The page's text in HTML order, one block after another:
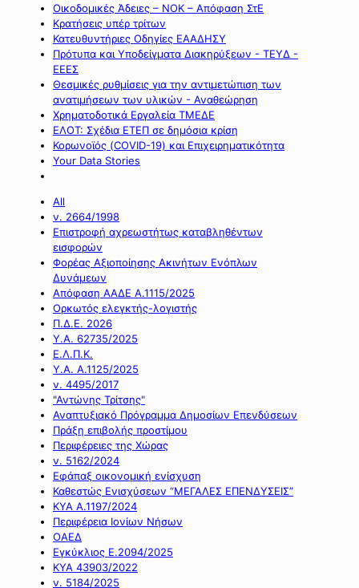
Οικοδομικές Άδειες – ΝΟΚ – Απόφαση ΣτΕ
Κρατήσεις υπέρ τρίτων
Κατευθυντήριες Οδηγίες ΕΑΑΔΗΣΥ
Πρότυπα και Υποδείγματα Διακηρύξεων - ΤΕΥΔ -
ΕΕΕΣ
Θεσμικές ρυθμίσεις για την αντιμετώπιση των
ανατιμήσεων των υλικών - Αναθεώρηση
Χρηματοδοτικά Εργαλεία ΤΜΕΔΕ
ΕΛΟΤ: Σχέδια ΕΤΕΠ σε δημόσια κρίση
Κορωνοϊός (COVID-19) και Επιχειρηματικότητα
Your Data Stories
All
ν. 2664/1998
Επιστροφή αχρεωστήτως καταβληθέντων
εισφορών
Φορέας Αξιοποίησης Ακινήτων Ενόπλων
Δυνάμεων
Απόφαση ΑΑΔΕ Α.1115/2025
Ορκωτός ελεγκτής-λογιστής
Π.Δ.Ε. 2026
Υ.Α. 62735/2025
Ε.Λ.Π.Κ.
Υ.Α. Α.1125/2025
ν. 4495/2017
"Αντώνης Τρίτσης"
Αναπτυξιακό Πρόγραμμα Δημοσίων Επενδύσεων
Πράξη επιβολής προστίμου
Περιφέρειες της Χώρας
ν. 5162/2024
Εφάπαξ οικονομική ενίσχυση
Καθεστώς Ενισχύσεων “ΜΕΓΑΛΕΣ ΕΠΕΝΔΥΣΕΙΣ”
ΚΥΑ Α.1197/2024
Περιφέρεια Ιονίων Νήσων
ΟΑΕΔ
Εγκύκλιος Ε.2094/2025
ΚΥΑ 43903/2022
ν. 5184/2025